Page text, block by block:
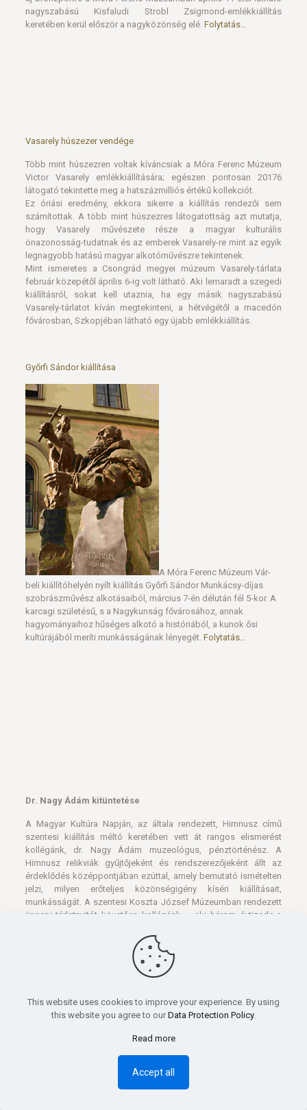
látogató tekintette meg a hatszázmilliós értékű kollekciót.
számítottak. A több mint húszezres látogatottság azt mutatja,
hogy Vasarely művészete része a magyar kulturális
önazonosság-tudatnak és az emberek Vasarely-re mint az egyik
legnagyobb hatású magyar alkotóművészre tekintenek.
Mint ismeretes a Csongrád megyei múzeum Vasarely-tárlata
február közepétől április 6-ig volt látható. Aki lemaradt a szegedi
kiállításról, sokat kell utaznia, ha egy másik nagyszabású
Vasarely-tárlatot kíván megtekinteni, a hétvégétől a macedón
fővárosban, Szkopjéban látható egy újabb emlékkiállítás.
Győrfi Sándor kiállítása
A Móra Ferenc Múzeum Vár-
beli kiállítóhelyén nyílt kiállítás Győrfi Sándor Munkácsy-díjas
szobrászművész alkotásaiból, március 7-én délután fél 5-kor. A
karcagi születésű, s a Nagykunság fővárosához, annak
hagyományaihoz hűséges alkotó a históriából, a kunok ősi
kultúrájából meríti munkásságának lényegét.Folytatás…
kollégánk, dr. Nagy Ádám muzeológus, pénztörténész. A
érdeklődés középpontjában ezúttal, amely bemutató ismételten
jelzi, milyen erőteljes közönségigény kíséri kiállításait,
munkásságát. A szentesi Koszta József Múzeumban rendezett
ünnepi tárlatnyitót követően kollégánk – aki három évtizede a
Móra Ferenc Múzeum szakembere – a Csongrád Megye
Közművelődéséért Díjat vehetett át Kovács Kálmántól, a megyei
közgyűlés alelnökétől.
Hasonlóképpen ebben az elismerésben részesült Prof. Dr.
Szentesen- Nyit a ligeti épület
A Koszta József Múzeum
Széchenyi ligeti épülete múzeumtörténeti kiállítással nyit az
This website uses cookies to improve your experience. By using
this website you agree to our Data Protection Policy.
Read more
Accept all